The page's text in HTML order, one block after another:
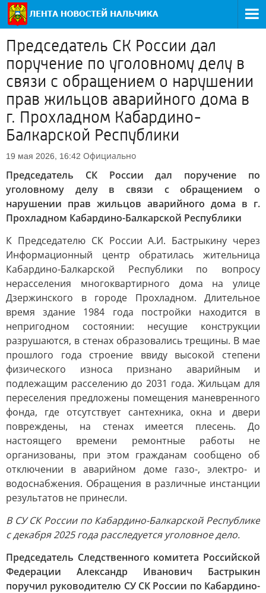
Председатель СК России дал
поручение по уголовному делу в
связи с обращением о нарушении
прав жильцов аварийного дома в
г. Прохладном Кабардино-
Балкарской Республики
19 мая 2026, 16:42 Официально
Председатель СК России дал поручение по
уголовному делу в связи с обращением о
нарушении прав жильцов аварийного дома в г.
Прохладном Кабардино-Балкарской Республики
К Председателю СК России А.И. Бастрыкину через
Информационный центр обратилась жительница
Кабардино-Балкарской Республики по вопросу
нерасселения многоквартирного дома на улице
Дзержинского в городе Прохладном. Длительное
время здание 1984 года постройки находится в
непригодном состоянии: несущие конструкции
разрушаются, в стенах образовались трещины. В мае
прошлого года строение ввиду высокой степени
физического износа признано аварийным и
подлежащим расселению до 2031 года. Жильцам для
переселения предложены помещения маневренного
фонда, где отсутствует сантехника, окна и двери
повреждены, на стенах имеется плесень. До
настоящего времени ремонтные работы не
организованы, при этом гражданам сообщено об
отключении в аварийном доме газо-, электро- и
водоснабжения. Обращения в различные инстанции
результатов не принесли.
В СУ СК России по Кабардино-Балкарской Республике
с декабря 2025 года расследуется уголовное дело.
Председатель Следственного комитета Российской
Федерации Александр Иванович Бастрыкин
поручил руководителю СУ СК России по Кабардино-